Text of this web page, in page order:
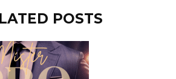
POSTS